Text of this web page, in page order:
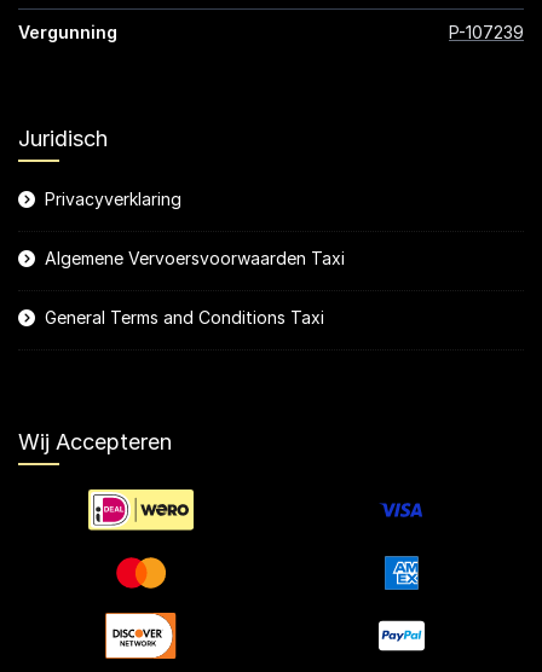
Vergunning P-107239
Juridisch
Privacyverklaring
Algemene Vervoersvoorwaarden Taxi
General Terms and Conditions Taxi
Wij Accepteren